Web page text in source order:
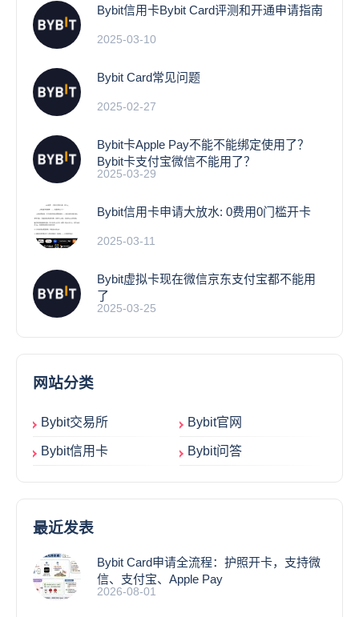
Bybit信用卡Bybit Card评测和开通申请指南
2025-03-10
Bybit Card常见问题
2025-02-27
Bybit卡Apple Pay不能不能绑定使用了？
Bybit卡支付宝微信不能用了？
2025-03-29
Bybit信用卡申请大放水: 0费用0门槛开卡
2025-03-11
Bybit虚拟卡现在微信京东支付宝都不能用
了
2025-03-25
网站分类
Bybit交易所 Bybit官网
Bybit信用卡 Bybit问答
最近发表
Bybit Card申请全流程：护照开卡，支持微
信、支付宝、Apple Pay
2026-08-01